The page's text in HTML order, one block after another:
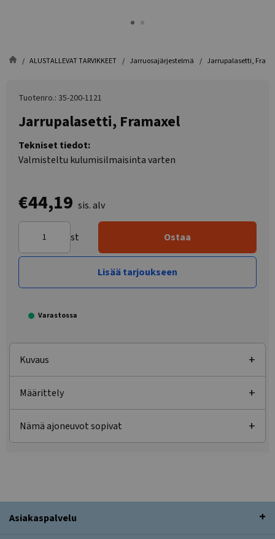
ALUSTALLEVAT TARVIKKEET Jarruosajärjestelmä Jarrupalasetti,
Tuotenro.: 35-200-1121
Jarrupalasetti, Framaxel
Tekniset tiedot:
Valmisteltu kulumisilmaisinta varten
€44,19 sis. alv
st Ostaa
Lisää tarjoukseen
Varastossa
Kuvaus
Määrittely
Nämä ajoneuvot sopivat
Asiakaspalvelu